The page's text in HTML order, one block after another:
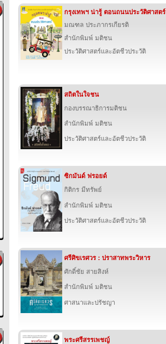
กรุงเทพฯ น่ารู้ ตอนถนนประวัติศาสตร์
มณฑล ประภากรเกียรติ
สำนักพิมพ์ มติชน
ประวัติศาสตร์และอัตชีวประวัติ
สถิตในใจชน
กองบรรณาธิการมติชน
สำนักพิมพ์ มติชน
ประวัติศาสตร์และอัตชีวประวัติ
ซิกมันด์ ฟรอยด์
กิติกร มีทรัพย์
สำนักพิมพ์ มติชน
ประวัติศาสตร์และอัตชีวประวัติ
ศรีศิขเรศวร : ปราสาทพระวิหาร
ศักดิ์ชัย สายสิงห์
สำนักพิมพ์ มติชน
ศาสนาและปรัชญา
พระศรีสรรเพชญ์